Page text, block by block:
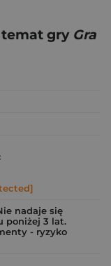
temat gry Gra
nadaje się
poniżej 3 lat.
- ryzyko